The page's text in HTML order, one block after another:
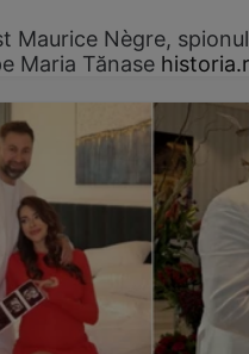
Maurice Nègre,
Maria Tănase